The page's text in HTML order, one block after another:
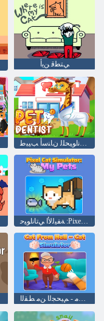
ﻲﺘﻄﻗ ﻦﻳﺃ
ﺔﻔﻴﻟﻷ ﺍ ﺕﺎﻧﺍﻮﻴﺤﻠﻟ ﻥﺎﻨﺳﺃ ﺐﻴﺒﻃ
ﺔﻔﻴﻟﻷ ﺍ ﻲﺗﺎﻧﺍﻮﻴﺣ :Pixel Cat ﺓﺎﻛﺎﺤﻣ
ﻂﻘﻟﺍ ﺓﺎﻛﺎﺤﻣ - ﻢﻴﺤﺠﻟﺍ ﻦﻣ ﻂﻘﻟﺍ